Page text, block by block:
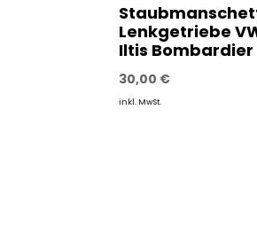
Lenkgetriebe
Iltis Bombardier
30,00 €
inkl. MwSt.